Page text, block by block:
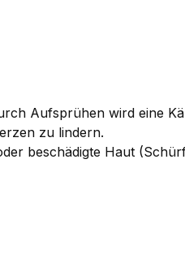
Aufsprühen wird eine
zu lindern.
beschädigte Haut